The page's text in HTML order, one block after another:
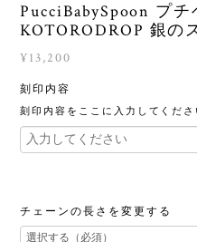
PucciBabySpoon プ
KOTORODROP 銀の
¥13,200
刻印内容
刻印内容をここに入力してくださ
チェーンの長さを変更する